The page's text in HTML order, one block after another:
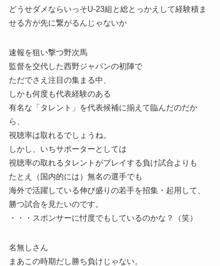
どうせダメならいっそU-23組と総とっかえして経験積ま
せる方が先に繋がるんじゃないか
速報を狙い撃つ野次馬
監督を交代した西野ジャパンの初陣で
ただでさえ注目の集まる中、
しかも何度も代表経験のある
有名な「タレント」を代表候補に揃えて臨んだのだか
ら、
視聴率は取れるでしょうね。
しかし、いちサポーターとしては
視聴率の取れるタレントがプレイする負け試合よりも
たとえ（国内的には）無名の選手でも
海外で活躍している伸び盛りの若手を招集・起用して、
勝つ試合を見たいのです。
・・・スポンサーに忖度でもしているのかな？（笑）
名無しさん
まあこの時期だし勝ち負けじゃない。